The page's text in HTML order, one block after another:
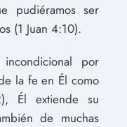
pudiéramos ser
(1 Juan 4:10).
por
la fe en Él como
), Él extiende su
de muchas